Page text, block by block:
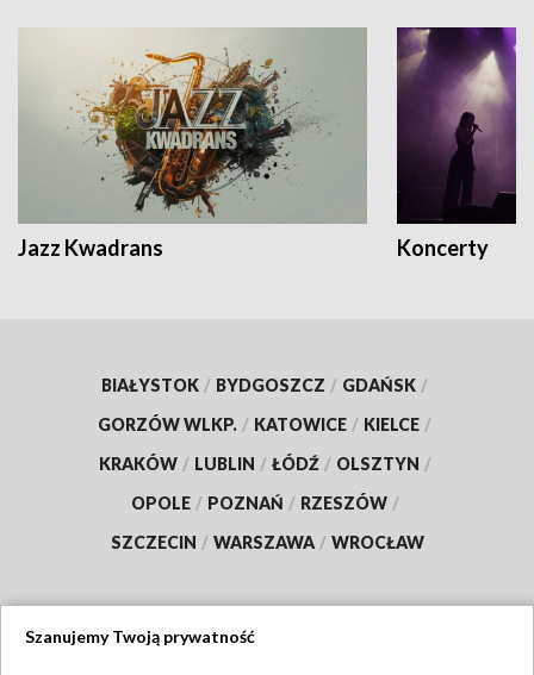
Jazz Kwadrans Koncerty
BIAŁYSTOK / BYDGOSZCZ / GDAŃSK /
GORZÓW WLKP. / KATOWICE / KIELCE /
KRAKÓW / LUBLIN / ŁÓDŹ / OLSZTYN /
OPOLE / POZNAŃ / RZESZÓW /
SZCZECIN / WARSZAWA / WROCŁAW
Szanujemy Twoją prywatność